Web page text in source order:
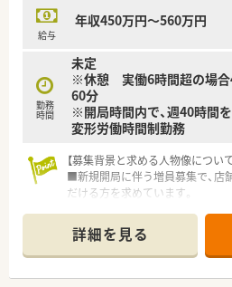
【やりがい/おすすめポイント】
■週35時間勤務かつ17時終業とい
すい勤務体系が魅力です。
■頑張りがしっかり評価される環
スメです。
給与
年収450万円～560万円
勤務
時間
未定
※休憩 実働6時間超の場合
60分
※開局時間内で、週40時間
変形労働時間制勤務
【募集背景と求める人物像について
■新規開局に伴う増員募集で、店
だける方を求めています。
昇志向のある方を歓迎しておりま
■他業種からの転職も可能で、特
方にぜひご活躍いただきたいです
詳細を見る